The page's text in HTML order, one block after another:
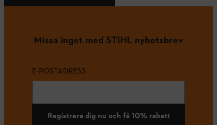
Missa inget med STIHL nyhetsbrev
E-POSTADRESS
Registrera dig nu och få 10% rabatt